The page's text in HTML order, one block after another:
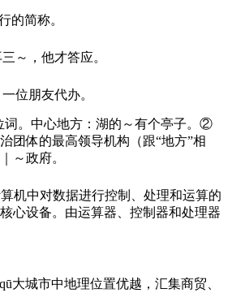
的简称。
～，他才答应。
位朋友代办。
词。中心地方：湖的～有个亭子。②
团体的最高领导机构（跟“地方”相
～政府。
算机中对数据进行控制、处理和运算的
心设备。由运算器、控制器和处理器
大城市中地理位置优越，汇集商贸、